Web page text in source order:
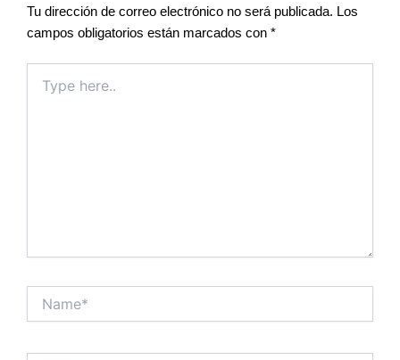
Tu dirección de correo electrónico no será publicada. Los
campos obligatorios están marcados con *
here..